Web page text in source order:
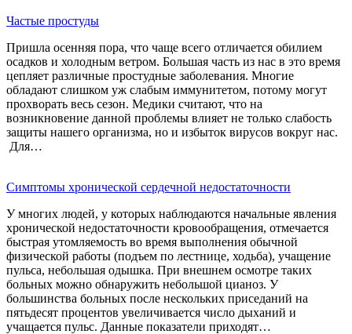
Частые простуды
Пришла осенняя пора, что чаще всего отличается обилием
осадков и холодным ветром. Большая часть из нас в это время
цепляет различные простудные заболевания. Многие
обладают слишком уж слабым иммунитетом, потому могут
прохворать весь сезон. Медики считают, что на
возникновение данной проблемы влияет не только слабость
защиты нашего организма, но и избыток вирусов вокруг нас.
Для…
Симптомы хронической сердечной недостаточности
У многих людей, у которых наблюдаются начальные явления
хронической недостаточности кровообращения, отмечается
быстрая утомляемость во время выполнения обычной
физической работы (подъем по лестнице, ходьба), учащение
пульса, небольшая одышка. При внешнем осмотре таких
больных можно обнаружить небольшой цианоз. У
большинства больных после нескольких приседаний на
пятьдесят процентов увеличивается число дыханий и
учащается пульс. Данные показатели приходят…